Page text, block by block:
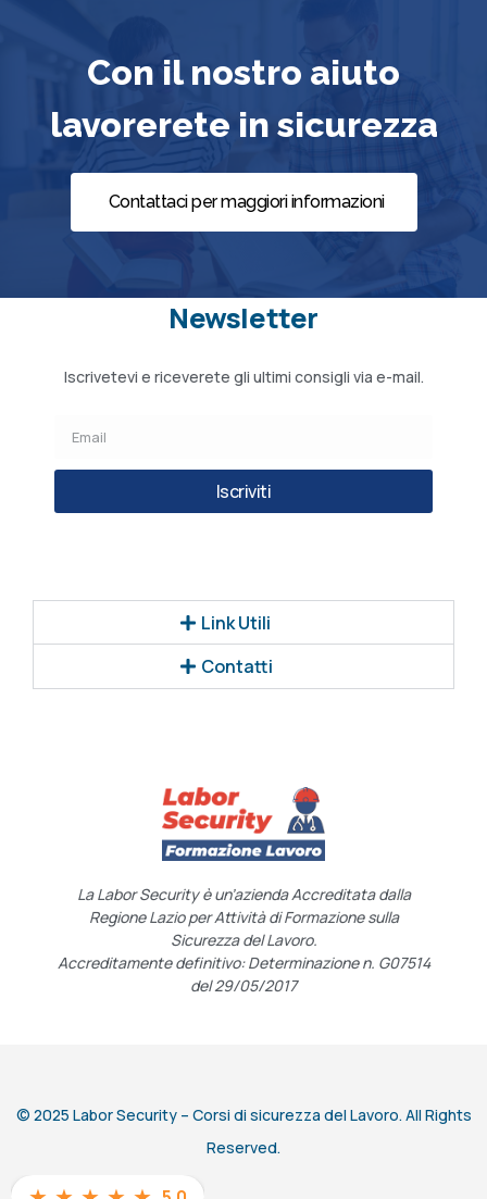
Con il nostro aiuto
lavorerete in sicurezza
Contattaci per maggiori informazioni
Newsletter
Iscrivetevi e riceverete gli ultimi consigli via e-mail.
Iscriviti
Link Utili
Contatti
La Labor Security è un’azienda Accreditata dalla
Regione Lazio per Attività di Formazione sulla
Sicurezza del Lavoro.
Accreditamente definitivo: Determinazione n. G07514
del 29/05/2017
© 2025 Labor Security – Corsi di sicurezza del Lavoro. All Rights
Reserved.